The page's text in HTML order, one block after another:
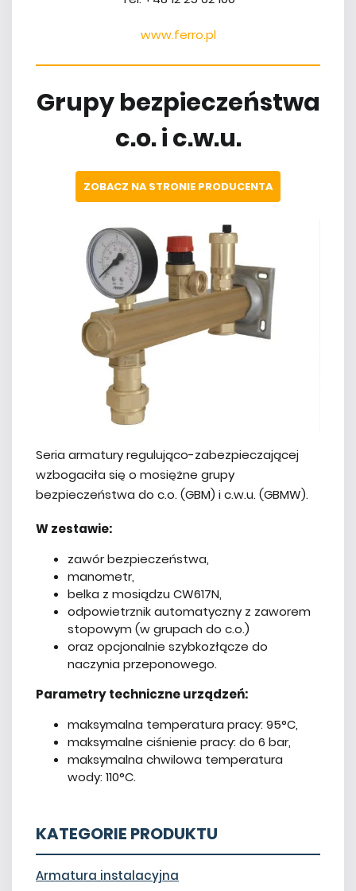
www.ferro.pl
Grupy bezpieczeństwa
c.o. i c.w.u.
ZOBACZ NA STRONIE PRODUCENTA
Seria armatury regulująco-zabezpieczającej
wzbogaciła się o mosiężne grupy
bezpieczeństwa do c.o. (GBM) i c.w.u. (GBMW).
W zestawie:
zawór bezpieczeństwa,
manometr,
belka z mosiądzu CW617N,
odpowietrznik automatyczny z zaworem
stopowym (w grupach do c.o.)
oraz opcjonalnie szybkozłącze do
naczynia przeponowego.
Parametry techniczne urządzeń:
maksymalna temperatura pracy: 95°C,
maksymalne ciśnienie pracy: do 6 bar,
maksymalna chwilowa temperatura
wody: 110°C.
KATEGORIE PRODUKTU
Armatura instalacyjna